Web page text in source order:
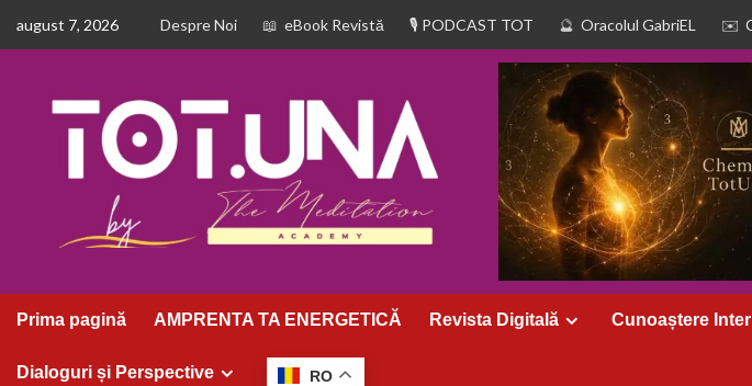
august 7, 2026 Despre Noi eBook Revistă PODCAST TOT Oracolul GabriEL
Prima pagină AMPRENTA TA ENERGETICĂ Revista Digitală Cunoaștere
Dialoguri și Perspective RO